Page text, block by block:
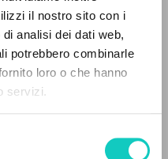
il nostro sito con i
analisi dei dati web,
potrebbero combinarle
loro o che hanno
servizi.
access to the
nearly 5,000
full texts in 5
thematic sections.